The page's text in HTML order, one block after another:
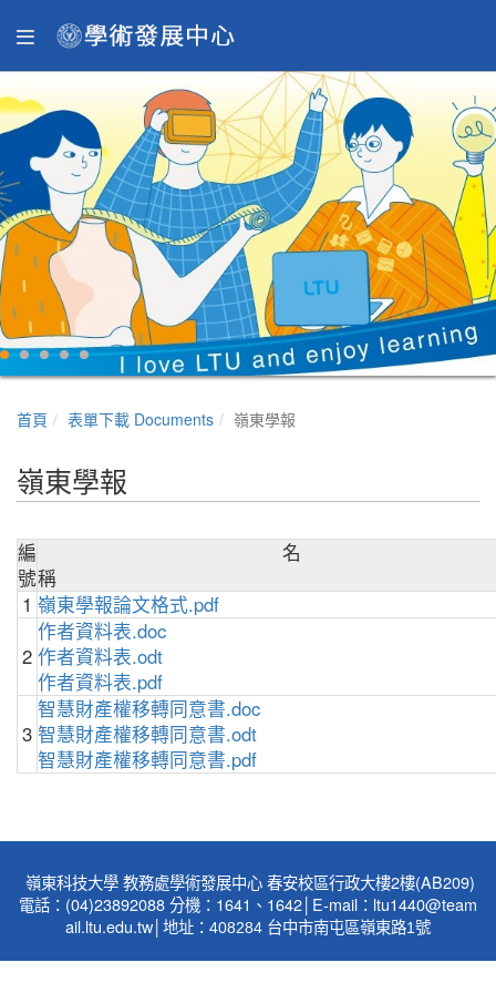
首頁 表單下載 Documents 嶺東學報
嶺東學報
編
號
名
1 嶺東學報論文格式.pdf
2
作者資料表.doc
作者資料表.odt
作者資料表.pdf
3
智慧財產權移轉同意書.doc
智慧財產權移轉同意書.odt
智慧財產權移轉同意書.pdf
嶺東科技大學 教務處學術發展中心 春安校區行政大樓2樓(AB209)
電話：(04)23892088 分機：1641、1642│E-mail： ltu1440@team
ail.ltu.edu.tw│地址： 408284 台中市南屯區嶺東路1號